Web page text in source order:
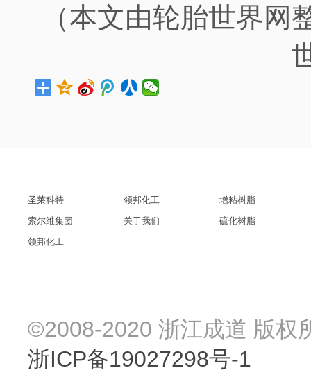
（本文由轮胎世界
圣莱科特
索尔维集团
领邦化工
领邦化工
关于我们
增粘树脂
硫化树脂
©2008-2020 浙江成道 版权
浙ICP备19027298号-1